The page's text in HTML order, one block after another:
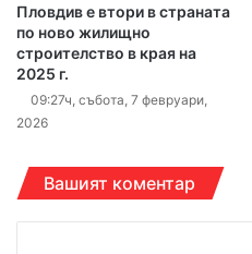
Пловдив е втори в страната
по ново жилищно
строителство в края на
2025 г.
09:27ч, събота, 7 февруари,
2026
Вашият коментар